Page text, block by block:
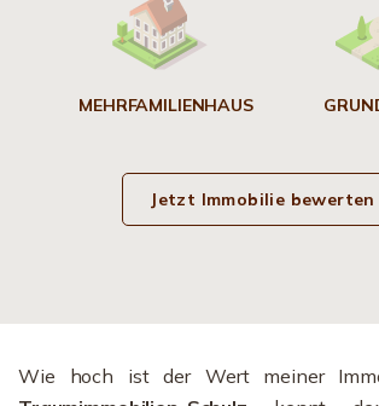
MEHRFAMILIENHAUS
Jetzt Immobilie bewerten
Wie hoch ist der Wert meiner